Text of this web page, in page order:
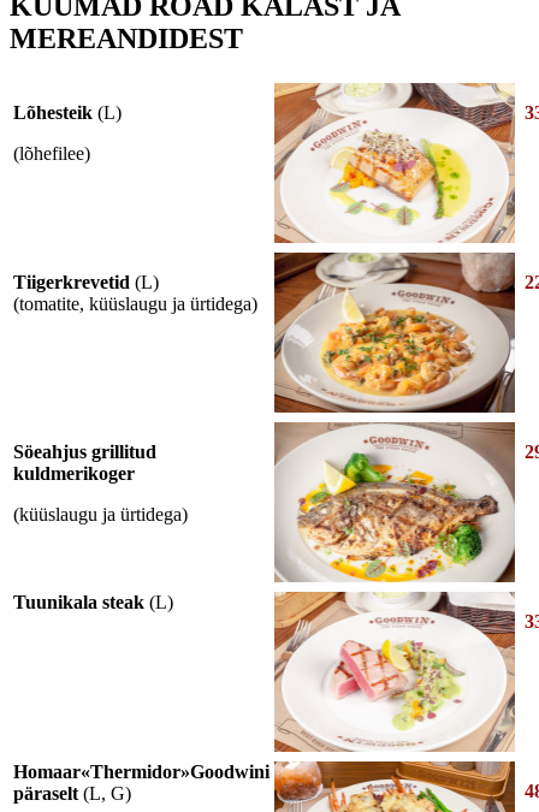
KUUMAD ROAD KALAST JA
MEREANDIDEST
Lõhesteik (L)
(lõhefilee)
Tiigerkrevetid (L)
(tomatite, küüslaugu ja ürtidega)
Söeahjus grillitud
kuldmerikoger
(küüslaugu ja ürtidega)
Tuunikala steak (L)
Homaar«Thermidor»Goodwini
päraselt (L, G)